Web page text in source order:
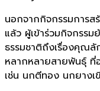
นอกจากกิจกรรมการส
แล้ว ผู้เข้าร่วมกิจกรรม
ธรรมชาติถึงเรื่องคุณ
หลากหลายสายพันธุ์ ที่
เช่น นกตีทอง นกยาง